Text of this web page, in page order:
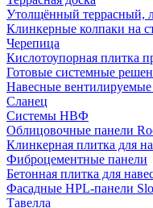
Утолщённый террасный,
Клинкерные колпаки на
Черепица
Кислотоупорная плитка
Готовые системные
Навесные
Сланец
Системы НВФ
Облицовочные панели
Клинкерная плитка для
Фиброцементные панели
Бетонная плитка для
Фасадные HPL-панели
Тавелла